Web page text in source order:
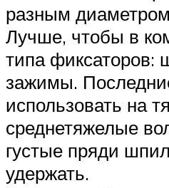
разным
Лучше, чтобы в
типа фиксаторов:
зажимы.
использовать на
среднетяжелые
густые пряди
удержать.